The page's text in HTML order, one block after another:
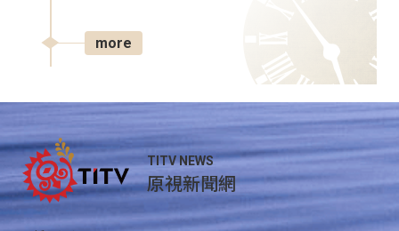
more
TITV NEWS
原視新聞網